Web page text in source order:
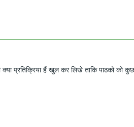
प्रतिक्रिया हैं खुल कर लिखे ताकि पाठको को